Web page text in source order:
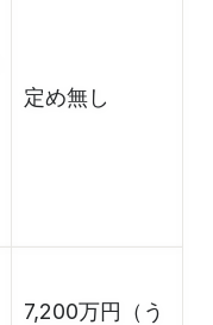
定め無し
7,200万円（う